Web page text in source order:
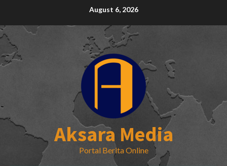
content
August 6, 2026
Aksara Media
Portal Berita Online